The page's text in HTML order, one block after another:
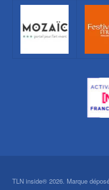
TLN inside® 2026. Marque